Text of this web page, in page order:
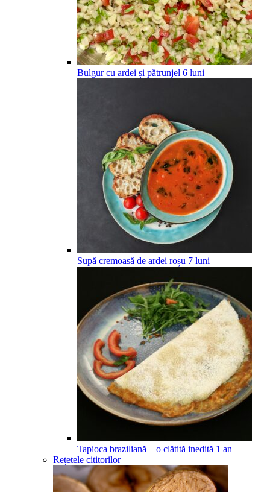
Bulgur cu ardei și pătrunjel 6 luni
Supă cremoasă de ardei roșu 7 luni
Tapioca braziliană – o clătită inedită 1 an
Rețetele cititorilor